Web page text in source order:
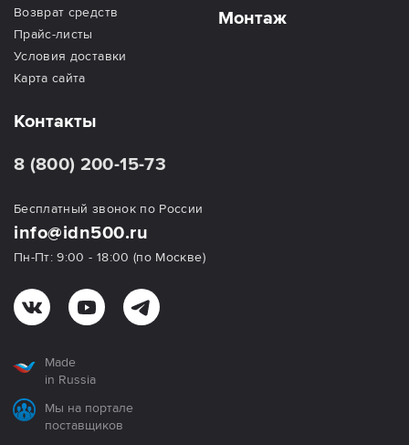
Возврат средств
Прайс-листы
Условия доставки
Карта сайта
Монтаж
Контакты
8 (800) 200-15-73
Бесплатный звонок по России
info@idn500.ru
Пн-Пт: 9:00 - 18:00 (по Москве)
Made
in Russia
Мы на портале
поставщиков